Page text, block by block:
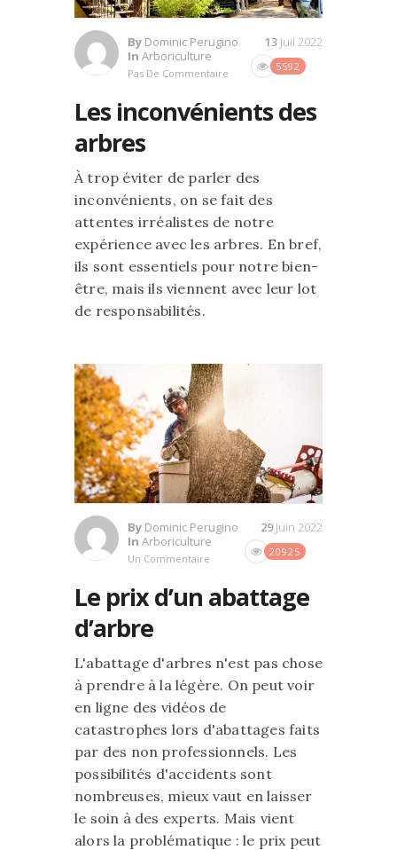
By Dominic Perugino
In Arboriculture
Pas De Commentaire
5592
13 Juil 2022
Les inconvénients des
arbres
À trop éviter de parler des
inconvénients, on se fait des
attentes irréalistes de notre
expérience avec les arbres. En bref,
ils sont essentiels pour notre bien-
être, mais ils viennent avec leur lot
de responsabilités.
By Dominic Perugino
In Arboriculture
Un Commentaire
20925
29Juin 2022
Le prix d’un abattage
d’arbre
L'abattage d'arbres n'est pas chose
à prendre à la légère. On peut voir
en ligne des vidéos de
catastrophes lors d'abattages faits
par des non professionnels. Les
possibilités d'accidents sont
nombreuses, mieux vaut en laisser
le soin à des experts. Mais vient
alors la problématique : le prix peut